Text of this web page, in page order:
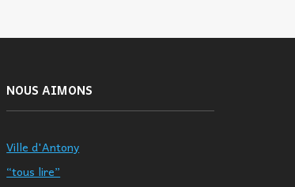
NOUS AIMONS
Ville d'Antony
“tous lire”